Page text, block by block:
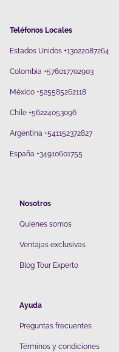
Teléfonos Locales
Estados Unidos +13022087264
Colombia +576017702903
México +525585262118
Chile +56224053096
Argentina +541152372827
España +34910601755
Nosotros
Quienes somos
Ventajas exclusivas
Blog Tour Experto
Ayuda
Preguntas frecuentes
Términos y condiciones